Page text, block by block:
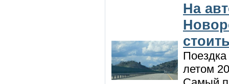
На
летом